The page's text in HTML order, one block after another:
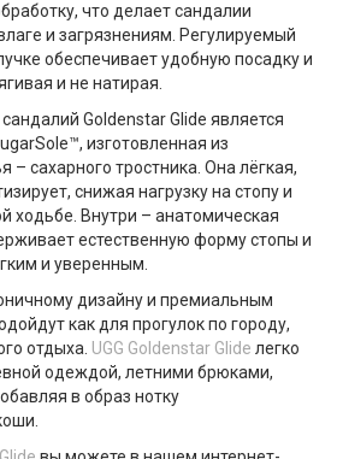
что делает сандалии
и загрязнениям. Регулируемый
обеспечивает удобную посадку и
и не натирая.
Goldenstar Glide является
, изготовленная из
– сахарного тростника. Она лёгкая,
снижая нагрузку на стопу и
ходьбе. Внутри – анатомическая
естественную форму стопы и
и уверенным.
дизайну и премиальным
как для прогулок по городу,
отдыха. UGG Goldenstar Glide легко
одеждой, летними брюками,
в образ нотку